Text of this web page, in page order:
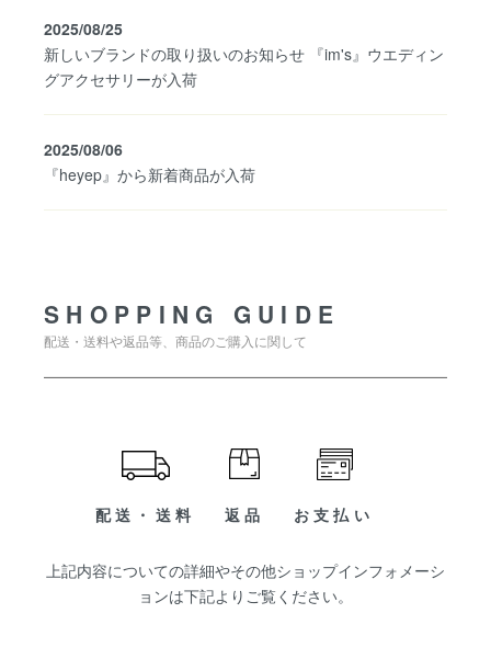
2025/08/25
新しいブランドの取り扱いのお知らせ 『im's』ウエディン
グアクセサリーが入荷
2025/08/06
『heyep』から新着商品が入荷
SHOPPING GUIDE
配送・送料や返品等、商品のご購入に関して
配送・送料 返品 お支払い
上記内容についての詳細やその他ショップインフォメーシ
ョンは下記よりご覧ください。